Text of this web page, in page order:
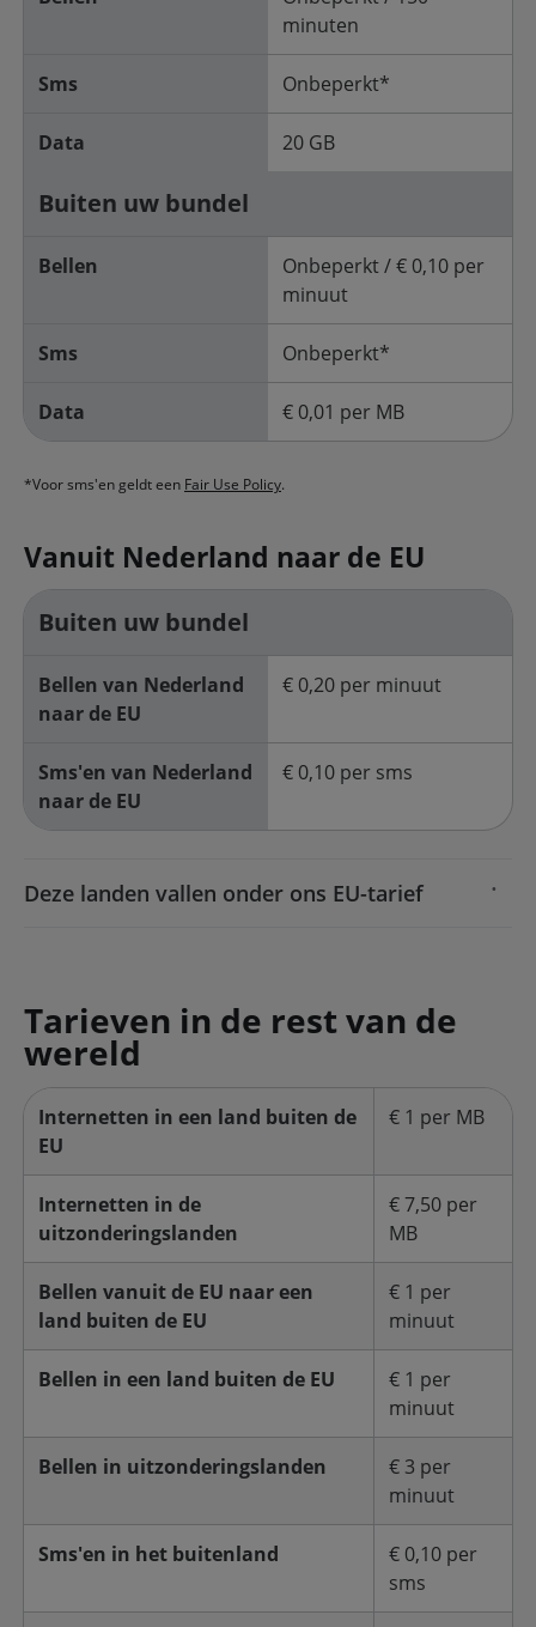
minuten
Sms Onbeperkt*
Data 20 GB
Buiten uw bundel
Bellen
Onbeperkt / € 0,10 per
minuut
Sms Onbeperkt*
Data € 0,01 per MB
*Voor sms'en geldt een Fair Use Policy.
Vanuit Nederland naar de EU
Buiten uw bundel
Bellen van Nederland
naar de EU
€ 0,20 per minuut
Sms'en van Nederland
naar de EU
€ 0,10 per sms
Deze landen vallen onder ons EU-tarief
Tarieven in de rest van de
wereld
Internetten in een land buiten de
EU
€ 1 per MB
Internetten in de
uitzonderingslanden
€ 7,50 per
MB
Bellen vanuit de EU naar een
land buiten de EU
€ 1 per
minuut
Bellen in een land buiten de EU
€ 1 per
minuut
Bellen in uitzonderingslanden
€ 3 per
minuut
Sms'en in het buitenland
€ 0,10 per
sms